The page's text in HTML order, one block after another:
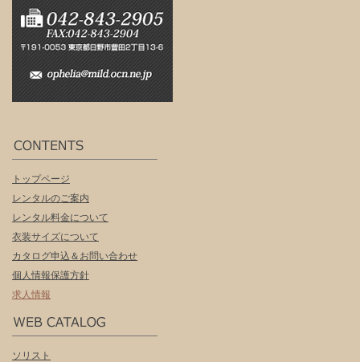
トップページ
レンタルのご案内
レンタル料金について
衣装サイズについて
カタログ申込＆お問い合わせ
個人情報保護方針
求人情報
ソリスト